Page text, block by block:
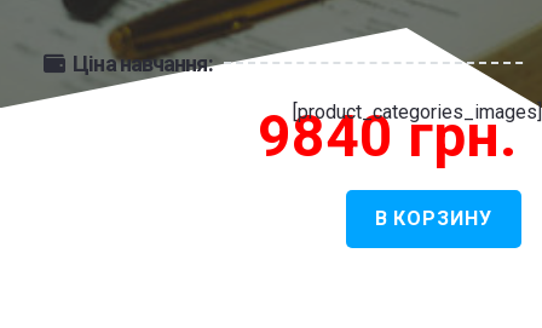
[product_categories_images]
Ціна навчання:
9840грн.
В КОРЗИНУ